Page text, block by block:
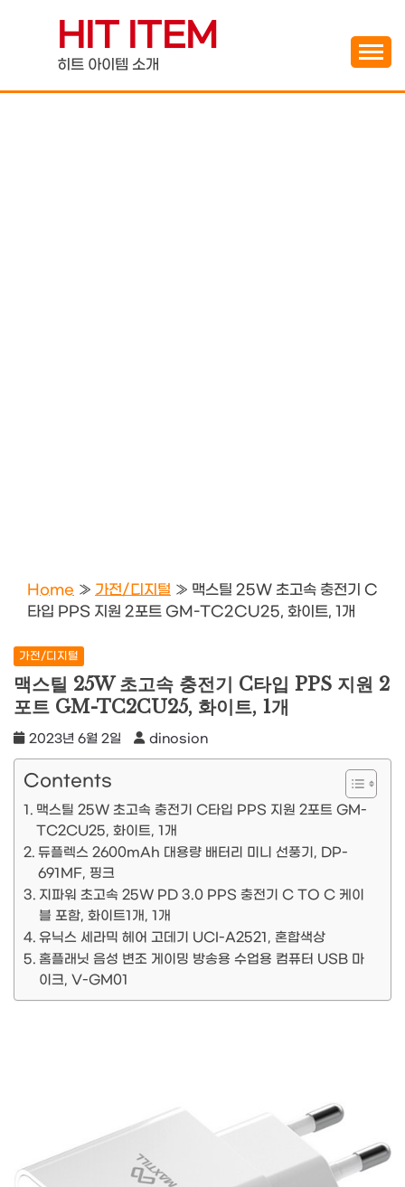
contentHIT ITEM
히트 아이템 소개
Home » 가전/디지털 » 맥스틸 25W 초고속 충전기 C
타입 PPS 지원 2포트 GM-TC2CU25, 화이트, 1개
가전/디지털
맥스틸 25W 초고속 충전기 C타입 PPS 지원 2
포트 GM-TC2CU25, 화이트, 1개
2023년 6월 2일 dinosion
Contents
맥스틸 25W 초고속 충전기 C타입 PPS 지원 2포트 GM-
TC2CU25, 화이트, 1개
듀플렉스 2600mAh 대용량 배터리 미니 선풍기, DP-
691MF, 핑크
지파워 초고속 25W PD 3.0 PPS 충전기 C TO C 케이
블 포함, 화이트1개, 1개
유닉스 세라믹 헤어 고데기 UCI-A2521, 혼합색상
홈플래닛 음성 변조 게이밍 방송용 수업용 컴퓨터 USB 마
이크, V-GM01